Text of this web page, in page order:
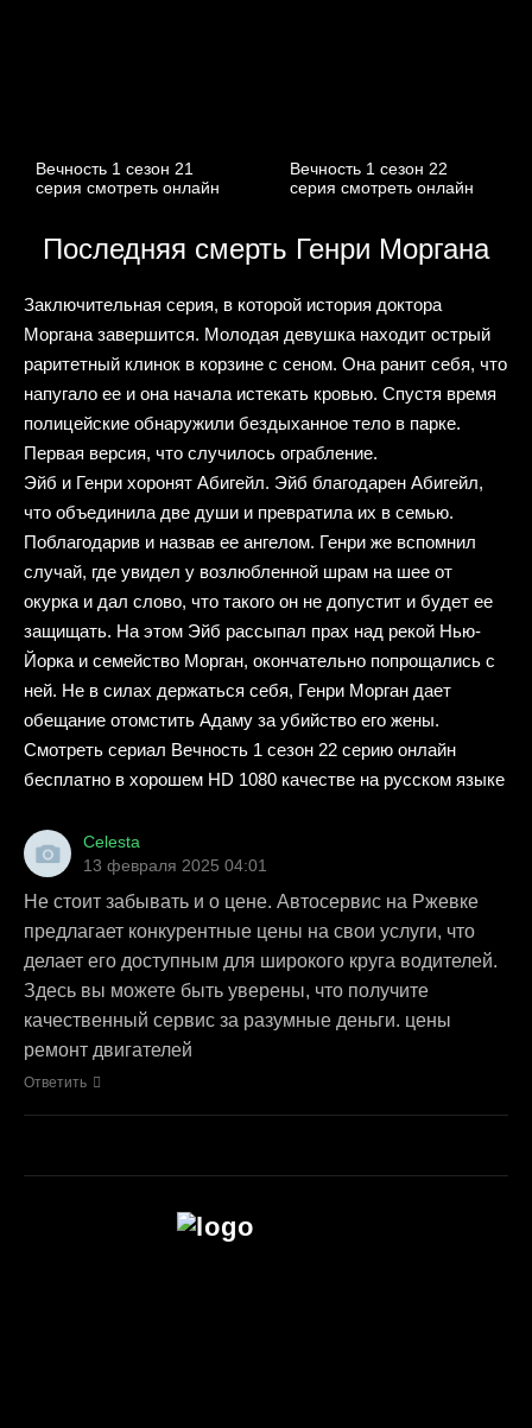
Вечность 1 сезон 21
серия смотреть онлайн
Вечность 1 сезон 22
серия смотреть онлайн
Последняя смерть Генри Моргана
Заключительная серия, в которой история доктора
Моргана завершится. Молодая девушка находит острый
раритетный клинок в корзине с сеном. Она ранит себя, что
напугало ее и она начала истекать кровью. Спустя время
полицейские обнаружили бездыханное тело в парке.
Первая версия, что случилось ограбление.
Эйб и Генри хоронят Абигейл. Эйб благодарен Абигейл,
что объединила две души и превратила их в семью.
Поблагодарив и назвав ее ангелом. Генри же вспомнил
случай, где увидел у возлюбленной шрам на шее от
окурка и дал слово, что такого он не допустит и будет ее
защищать. На этом Эйб рассыпал прах над рекой Нью-
Йорка и семейство Морган, окончательно попрощались с
ней. Не в силах держаться себя, Генри Морган дает
обещание отомстить Адаму за убийство его жены.
Смотреть сериал Вечность 1 сезон 22 серию онлайн
бесплатно в хорошем HD 1080 качестве на русском языке
Celesta
13 февраля 2025 04:01
Не стоит забывать и о цене. Автосервис на Ржевке
предлагает конкурентные цены на свои услуги, что
делает его доступным для широкого круга водителей.
Здесь вы можете быть уверены, что получите
качественный сервис за разумные деньги. цены
ремонт двигателей
Ответить